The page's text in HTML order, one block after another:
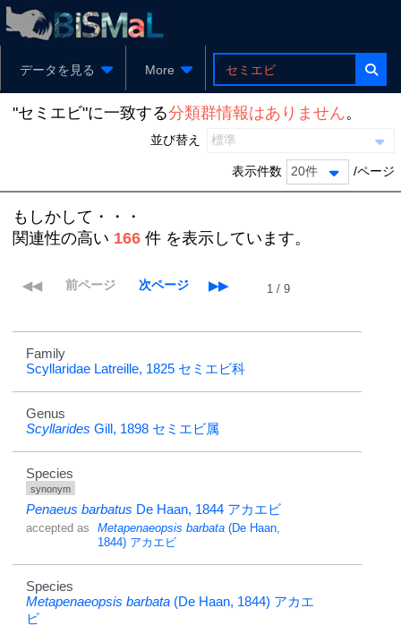
データを見る More
"セミエビ"に一致する分類群情報はありません。
並び替え 標準
表示件数 20件 /ページ
もしかして・・・
関連性の高い 166 件 を表示しています。
1 / 9
Family
Scyllaridae Latreille, 1825 セミエビ科
Genus
Scyllarides Gill, 1898 セミエビ属
Species
synonym
Penaeus barbatus De Haan, 1844 アカエビ
accepted as Metapenaeopsis barbata (De Haan,
1844)アカエビ
Species
Metapenaeopsis barbata (De Haan, 1844) アカエ
ビ